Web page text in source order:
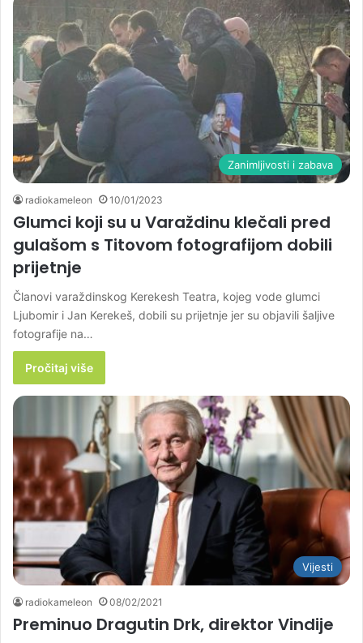
Zanimljivosti i zabava
radiokameleon 10/01/2023
Glumci koji su u Varaždinu klečali pred
gulašom s Titovom fotografijom dobili
prijetnje
Članovi varaždinskog Kerekesh Teatra, kojeg vode glumci
Ljubomir i Jan Kerekeš, dobili su prijetnje jer su objavili šaljive
fotografije na…
Pročitaj više
Vijesti
radiokameleon 08/02/2021
Preminuo Dragutin Drk, direktor Vindije